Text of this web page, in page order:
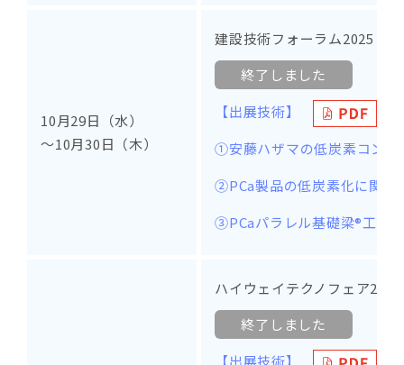
10月29日（水）
～10月30日（木）
建設技術フォーラム2025 in
終了しました
【出展技術】
①安藤ハザマの低炭素コンク
②PCa製品の低炭素化に関す
③PCaパラレル基礎梁®工法
ハイウェイテクノフェア2025
終了しました
【出展技術】